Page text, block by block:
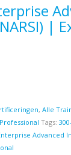
|
, Alle
Professional Tags:
Advanced